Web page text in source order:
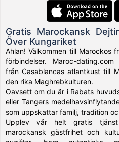
Gratis Marockansk
Över Kungariket
Ahlan! Välkommen till Marockos
förbindelser. Maroc-
från Casablancas atlantkust till
den rika Maghrebkulturen.
Oavsett om du är i Rabats
eller Tangers
som uppskattar familj, tradition
Upplev vår helt gratis
marockansk gästfrihet och